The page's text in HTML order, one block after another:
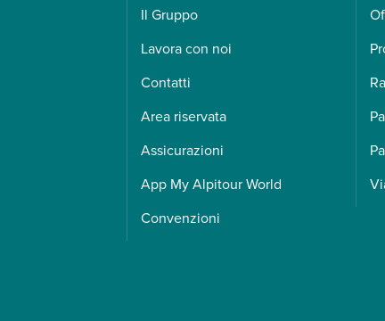
Il Gruppo
Lavora con noi
Contatti
Area riservata
Assicurazioni
App My Alpitour World
Convenzioni